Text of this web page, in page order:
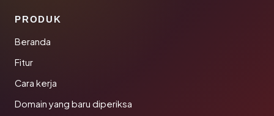
PRODUK
Beranda
Fitur
Cara kerja
Domain yang baru diperiksa